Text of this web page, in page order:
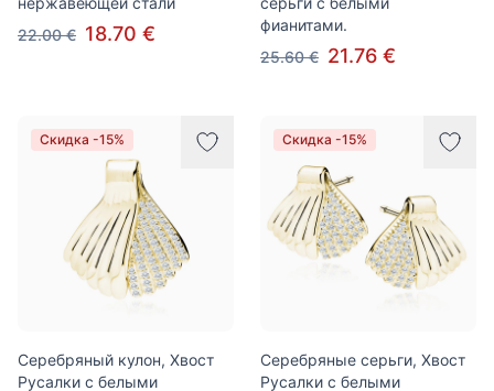
22.00 € 18.70 €
фианитами.
25.60 € 21.76 €
Скидка -15%
Серебряный кулон, Хвост
Русалки с белыми
Скидка -15%
Серебряные серьги, Хвост
Русалки с белыми